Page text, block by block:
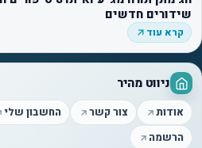
שידורים חדשים
קרא עוד
ניווט מהיר
אודות צור קשר החשבון שלי
הרשמה